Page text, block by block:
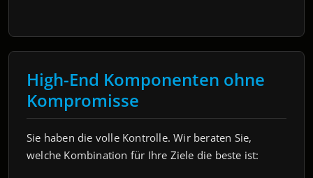
High-End Komponenten ohne
Kompromisse
Sie haben die volle Kontrolle. Wir beraten Sie,
welche Kombination für Ihre Ziele die beste ist: